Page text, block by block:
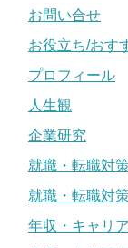
お問い合せ
お役立ち/おす
プロフィール
人生観
企業研究
就職・転職対
就職・転職対
年収・キャリア